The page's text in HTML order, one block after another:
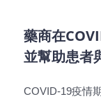
藥商在
並幫助患者
COVID-19疫情